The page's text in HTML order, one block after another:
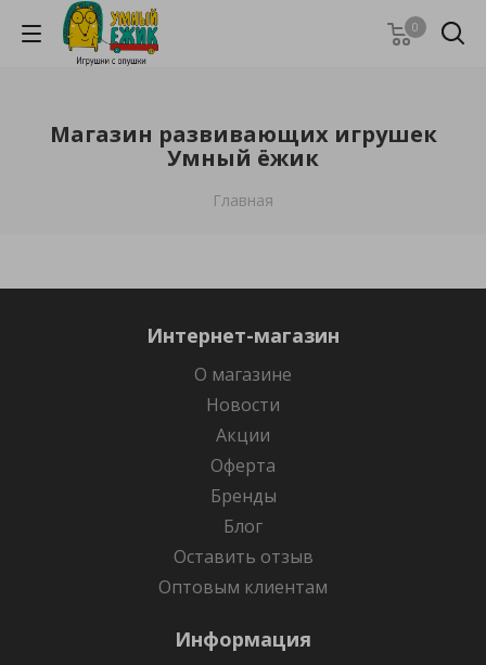
0
Магазин развивающих игрушек
Умный ёжик
Главная
Интернет-магазин
О магазине
Новости
Акции
Оферта
Бренды
Блог
Оставить отзыв
Оптовым клиентам
Информация